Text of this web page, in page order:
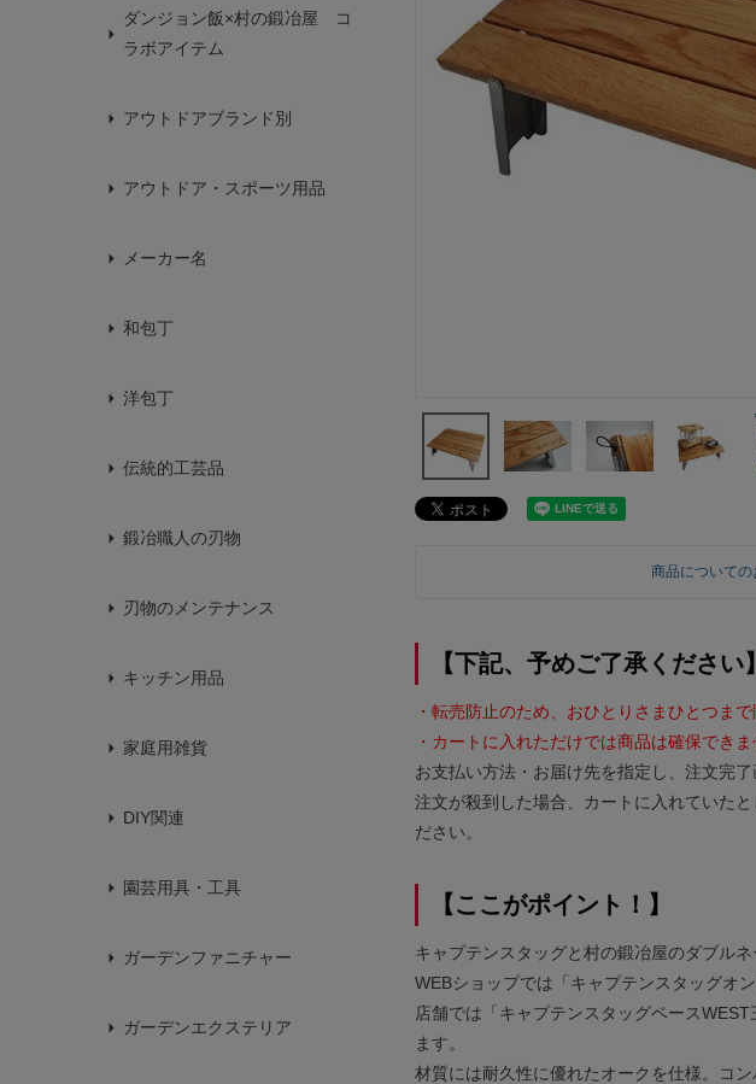
ダンジョン飯×村の鍛冶屋 コ
ラボアイテム
アウトドアブランド別
アウトドア・スポーツ用品
メーカー名
和包丁
洋包丁
伝統的工芸品
鍛冶職人の刃物
刃物のメンテナンス
キッチン用品
家庭用雑貨
DIY関連
園芸用具・工具
ガーデンファニチャー
ガーデンエクステリア
商品について
【下記、予めご了承ください】
・転売防止のため、おひとりさまひとつまで
・カートに入れただけでは商品は確保できま
お支払い方法・お届け先を指定し、注文完
注文が殺到した場合、カートに入れていた
ださい。
【ここがポイント！】
キャプテンスタッグと村の鍛冶屋のダブル
WEBショップでは「キャプテンスタッグオ
店舗では「キャプテンスタッグベース
ます。
材質には耐久性に優れたオークを仕様。コ